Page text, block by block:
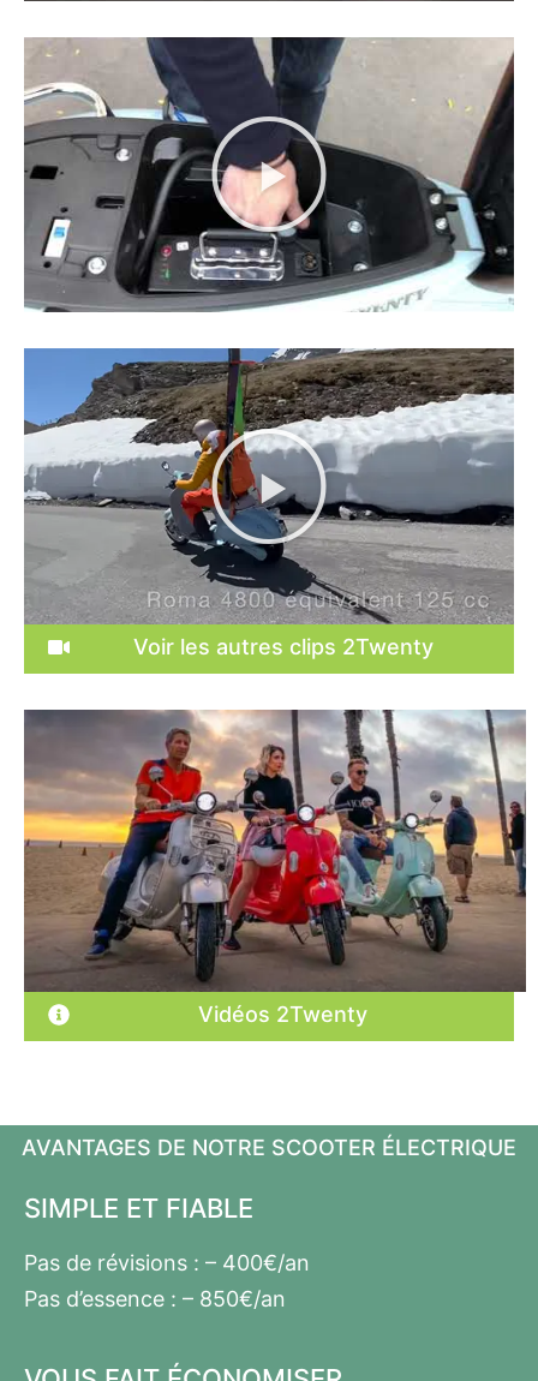
Voir les autres clips 2Twenty
Vidéos 2Twenty
AVANTAGES DE NOTRE SCOOTER ÉLECTRIQUE
SIMPLE ET FIABLE
Pas de révisions : – 400€/an
Pas d’essence : – 850€/an